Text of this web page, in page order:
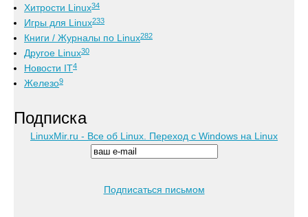
Хитрости Linux34
Игры для Linux233
Книги / Журналы по Linux282
Другое Linux30
Новости IT4
Железо9
Подписка
LinuxMir.ru - Все об Linux. Переход с Windows на Linux
Подписаться письмом